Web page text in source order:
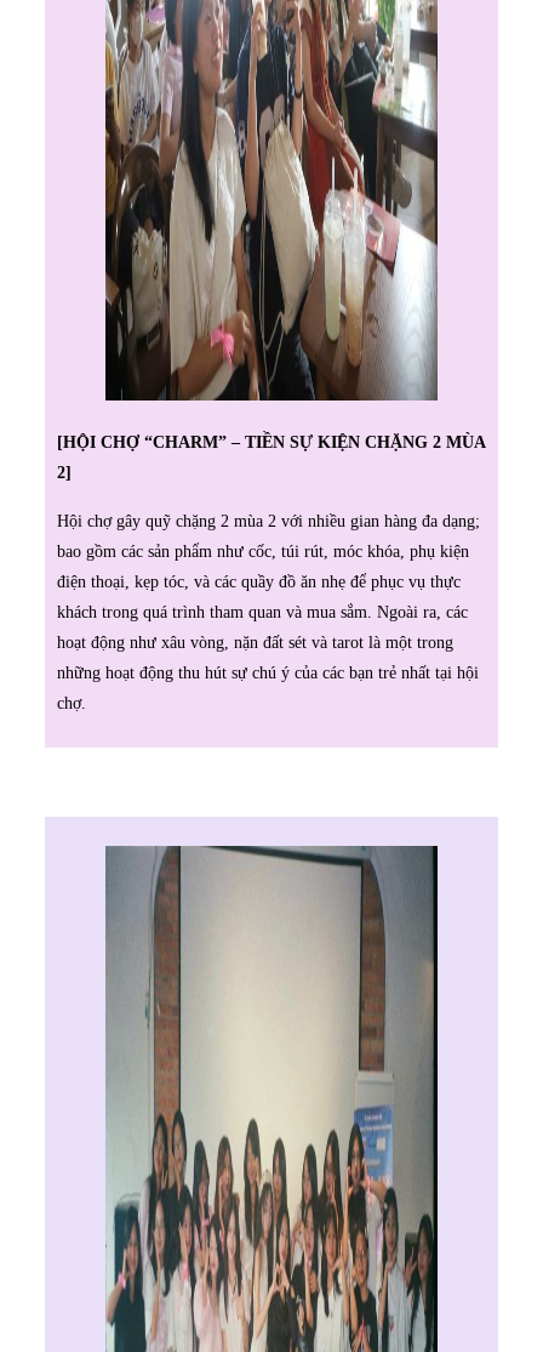
[HỘI CHỢ “CHARM” – TIỀN SỰ KIỆN CHẶNG 2 MÙA
2]
Hội chợ gây quỹ chặng 2 mùa 2 với nhiều gian hàng đa dạng;
bao gồm các sản phẩm như cốc, túi rút, móc khóa, phụ kiện
điện thoại, kẹp tóc, và các quầy đồ ăn nhẹ để phục vụ thực
khách trong quá trình tham quan và mua sắm. Ngoài ra, các
hoạt động như xâu vòng, nặn đất sét và tarot là một trong
những hoạt động thu hút sự chú ý của các bạn trẻ nhất tại hội
chợ.